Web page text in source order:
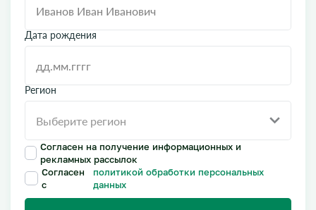
Дата рождения
Регион
Согласен на получение информационных и
рекламных рассылок
Согласен
с
политикой обработки персональных
данных